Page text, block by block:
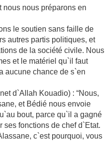
nous nous préparons en
le soutien sans faille de
autres partis politiques, et
de la société civile. Nous
et le matériel qu`il faut
aucune chance de s`en
d`Allah Kouadio) : “Nous,
et Bédié nous envoie
bout, parce qu`il a gagné
ses fonctions de chef d`Etat.
c`est pourquoi, vous